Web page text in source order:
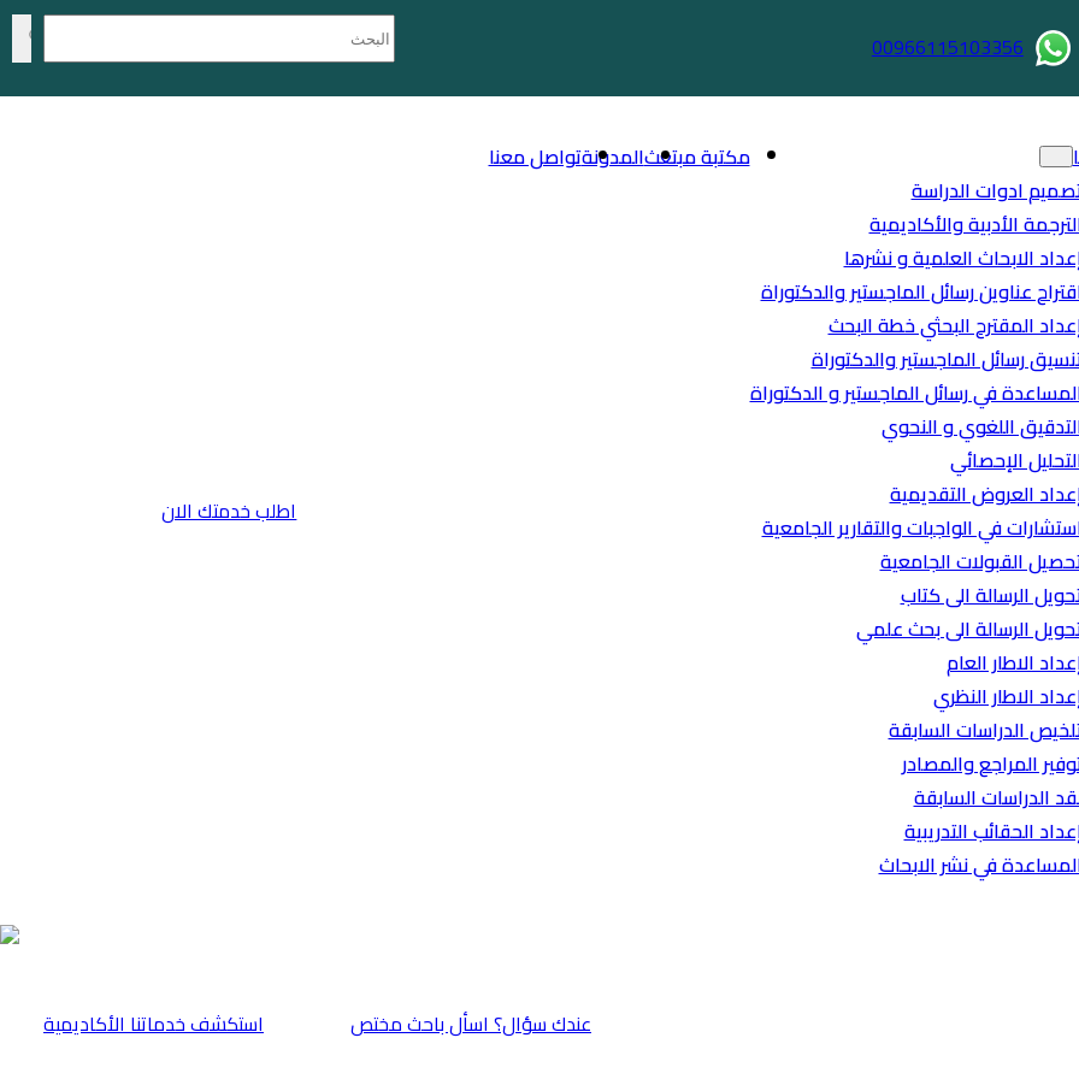
00966115103356
ادوات الدراسة
الأدبية والأكاديمية
الابحاث العلمية و نشرها
عناوين رسائل الماجستير والدكتوراة
المقترح البحثي خطة البحث
رسائل الماجستير والدكتوراة
في رسائل الماجستير و الدكتوراة
اللغوي و النحوي
الإحصائي
العروض التقديمية
في الواجبات والتقارير الجامعية
القبولات الجامعية
الرسالة الى كتاب
الرسالة الى بحث علمي
الاطار العام
الاطار النظري
الدراسات السابقة
المراجع والمصادر
الدراسات السابقة
الحقائب التدريبية
في نشر الابحاث
مكتبة مبتعثالمدونةتواصل معنا
اطلب خدمتك الان
⁠استكشف خدماتنا الأكاديمية عندك سؤال؟ اسأل باحث مختص